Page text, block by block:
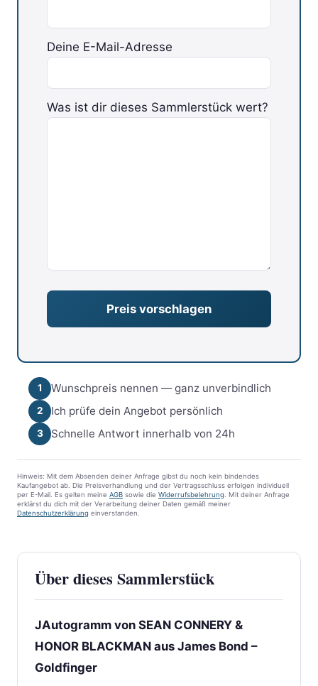
Deine E-Mail-Adresse
Bitte lasse dieses Feld leer.
Was ist dir dieses Sammlerstück wert?
1 Wunschpreis nennen — ganz unverbindlich
2 Ich prüfe dein Angebot persönlich
3 Schnelle Antwort innerhalb von 24h
Hinweis: Mit dem Absenden deiner Anfrage gibst du noch kein bindendes
Kaufangebot ab. Die Preisverhandlung und der Vertragsschluss erfolgen individuell
per E-Mail. Es gelten meine AGB sowie die Widerrufsbelehrung . Mit deiner Anfrage
erklärst du dich mit der Verarbeitung deiner Daten gemäß meiner
Datenschutzerklärung einverstanden.
Über dieses Sammlerstück
JAutogramm von SEAN CONNERY &
HONOR BLACKMAN aus James Bond –
Goldfinger